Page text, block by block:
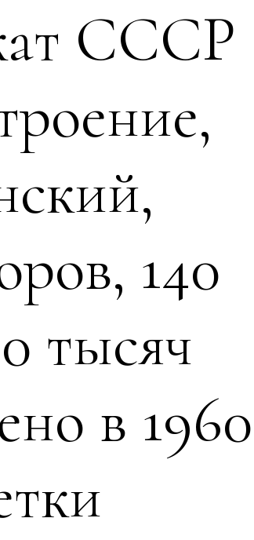
СССР
140
тысяч
в 1960